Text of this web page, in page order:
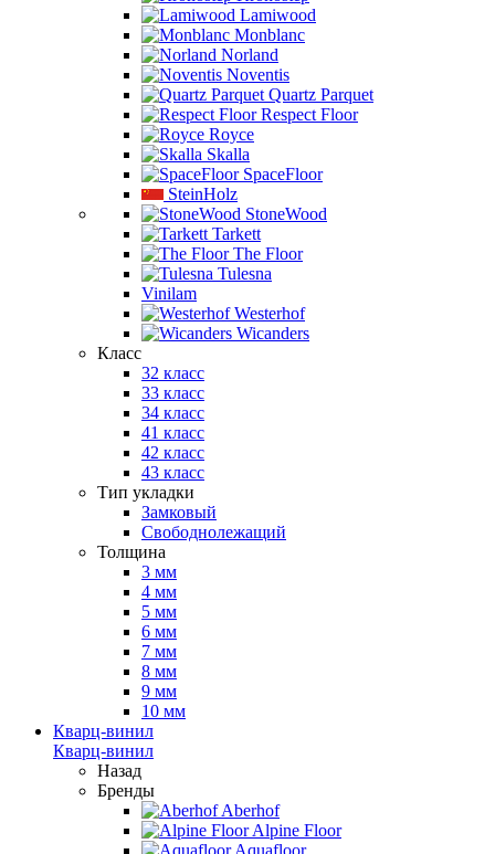
Lamiwood
Monblanc
Norland
Noventis
Quartz Parquet
Respect Floor
Royce
Skalla
SpaceFloor
SteinHolz
StoneWood
Tarkett
The Floor
Tulesna
Vinilam
Westerhof
Wicanders
Класс
32 класс
33 класс
34 класс
41 класс
42 класс
43 класс
Тип укладки
Замковый
Свободнолежащий
Толщина
3 мм
4 мм
5 мм
6 мм
7 мм
8 мм
9 мм
10 мм
Кварц-винил
Кварц-винил
Назад
Бренды
Aberhof
Alpine Floor
Aquafloor